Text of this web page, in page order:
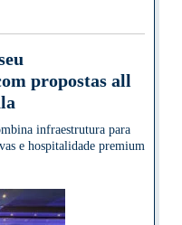
propostas all
infraestrutura para
e hospitalidade premium